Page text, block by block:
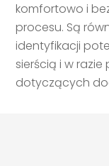
komfortowo i
procesu. Są
identyfikacji
sierścią i w
dotyczących